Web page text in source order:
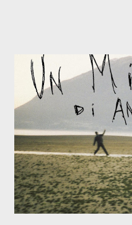
Dicevamo. Ed è da qui che il
musicale, con " Che ora è" ,
moglie, del senso di sconfitta e
giusta condizione di
è, di questa estate che...". E'
cover, ma...